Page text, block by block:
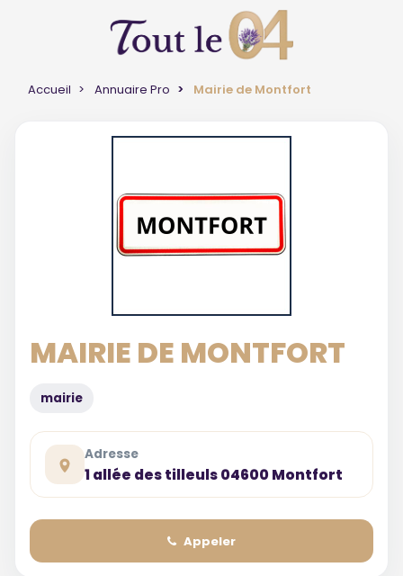
Accueil Annuaire Pro Mairie de Montfort
MAIRIE DE MONTFORT
mairie
Adresse
1 allée des tilleuls 04600 Montfort
Appeler